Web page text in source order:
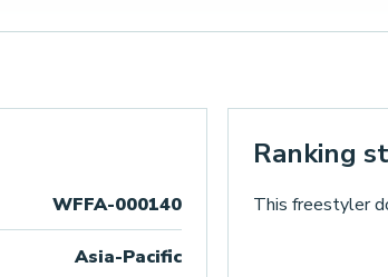
WFFA-000140
Asia-Pacific
Ranking
This freestyler